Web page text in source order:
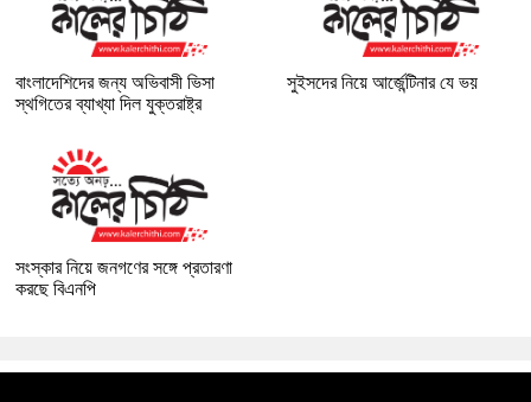
বাংলাদেশিদের জন্য অভিবাসী ভিসা
স্থগিতের ব্যাখ্যা দিল যুক্তরাষ্ট্র
সুইসদের নিয়ে আর্জেন্টিনার যে ভয়
সংস্কার নিয়ে জনগণের সঙ্গে প্রতারণা
করছে বিএনপি